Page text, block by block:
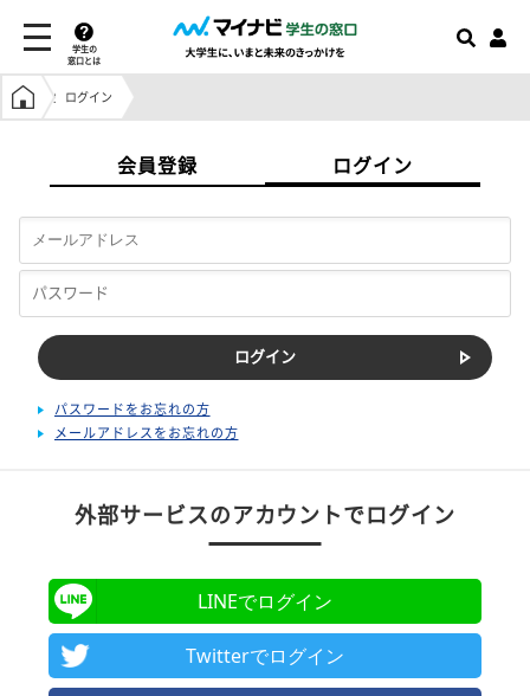
学生の
窓口とは
学生の窓口トップ
ログイン
会員登録 ログイン
パスワードをお忘れの方
メールアドレスをお忘れの方
外部サービスのアカウントでログイン
LINEでログイン
Twitterでログイン